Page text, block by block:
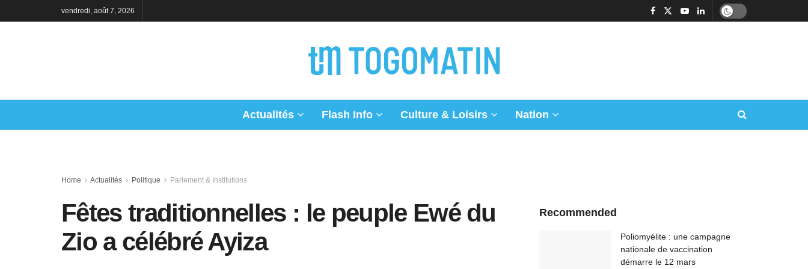
vendredi, août 7, 2026
Actualités Flash Info Culture & Loisirs Nation
Home Actualités Politique Parlement & Institutions
Fêtes traditionnelles : le peuple Ewé du
Zio a célébré Ayiza
Recommended
Poliomyélite : une campagne
nationale de vaccination
démarre le 12 mars